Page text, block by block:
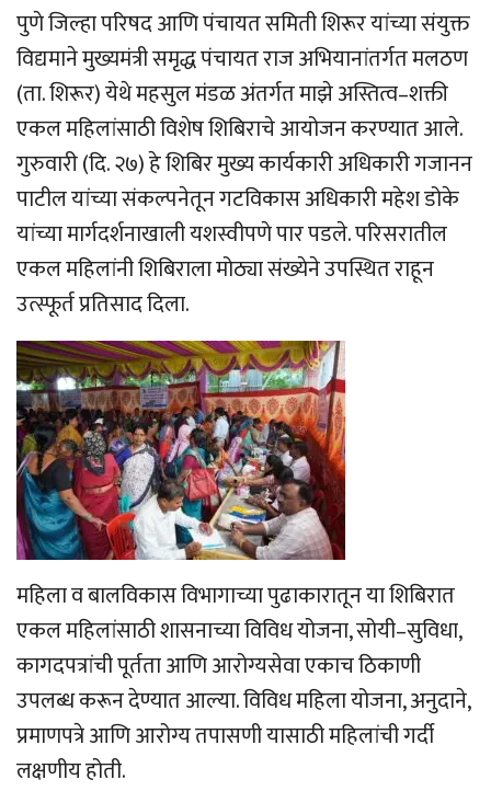
पुणे जिल्हा परिषद आणि पंचायत समिती शिरूर यांच्या संयुक्त
विद्यमाने मुख्यमंत्री समृद्ध पंचायत राज अभियानांतर्गत मलठण
(ता. शिरूर) येथे महसुल मंडळ अंतर्गत माझे अस्तित्व–शक्ती
एकल महिलांसाठी विशेष शिबिराचे आयोजन करण्यात आले.
गुरुवारी (दि. २७) हे शिबिर मुख्य कार्यकारी अधिकारी गजानन
पाटील यांच्या संकल्पनेतून गटविकास अधिकारी महेश डोके
यांच्या मार्गदर्शनाखाली यशस्वीपणे पार पडले. परिसरातील
एकल महिलांनी शिबिराला मोठ्या संख्येने उपस्थित राहून
उत्स्फूर्त प्रतिसाद दिला.
महिला व बालविकास विभागाच्या पुढाकारातून या शिबिरात
एकल महिलांसाठी शासनाच्या विविध योजना, सोयी–सुविधा,
कागदपत्रांची पूर्तता आणि आरोग्यसेवा एकाच ठिकाणी
उपलब्ध करून देण्यात आल्या. विविध महिला योजना, अनुदाने,
प्रमाणपत्रे आणि आरोग्य तपासणी यासाठी महिलांची गर्दी
लक्षणीय होती.